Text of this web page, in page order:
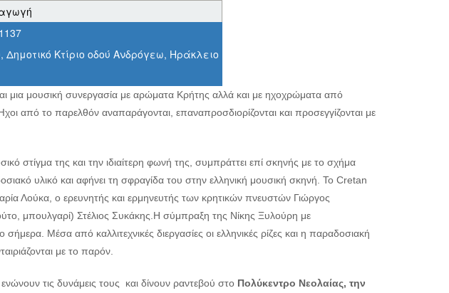
Κτίριο οδού Ανδρόγεω, Ηράκλειο
μια μουσική συνεργασία με αρώματα Κρήτης αλλά και με ηχοχρώματα από
από το παρελθόν αναπαράγονται, επαναπροσδιορίζονται και προσεγγίζονται με
στίγμα της και την ιδιαίτερη φωνή της, συμπράττει επί σκηνής με το σχήμα
υλικό και αφήνει τη σφραγίδα του στην ελληνική μουσική σκηνή. Το Cretan
Λούκα, ο ερευνητής και ερμηνευτής των κρητικών πνευστών Γιώργος
μπουλγαρί) Στέλιος Συκάκης.Η σύμπραξη της Νίκης Ξυλούρη με
Μέσα από καλλιτεχνικές διεργασίες οι ελληνικές ρίζες και η παραδοσιακή
με το παρόν.
τις δυνάμεις τους και δίνουν ραντεβού στο Πολύκεντρο Νεολαίας, την